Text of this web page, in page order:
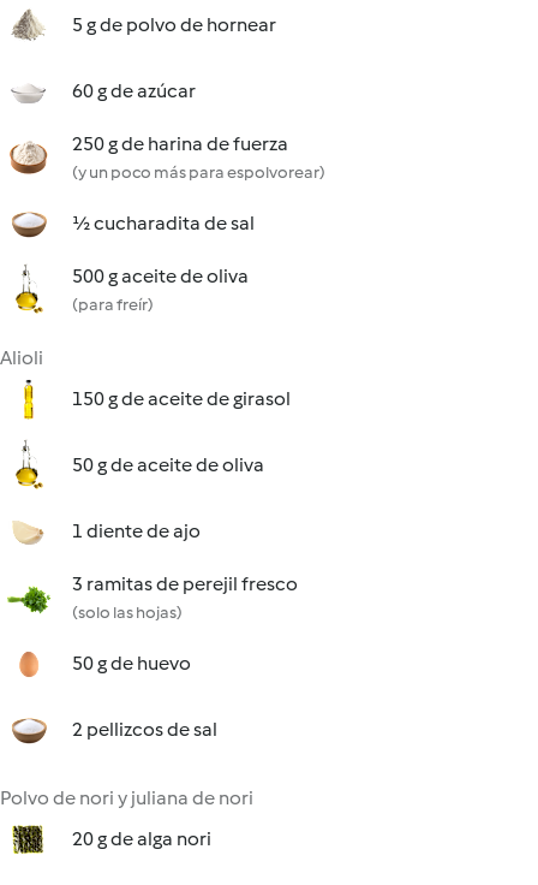
5 g de polvo de hornear
60 g de azúcar
250 g de harina de fuerza
(y un poco más para espolvorear)
½ cucharadita de sal
500 g aceite de oliva
(para freír)
Alioli
150 g de aceite de girasol
50 g de aceite de oliva
1 diente de ajo
3 ramitas de perejil fresco
(solo las hojas)
50 g de huevo
2 pellizcos de sal
Polvo de nori y juliana de nori
20 g de alga nori